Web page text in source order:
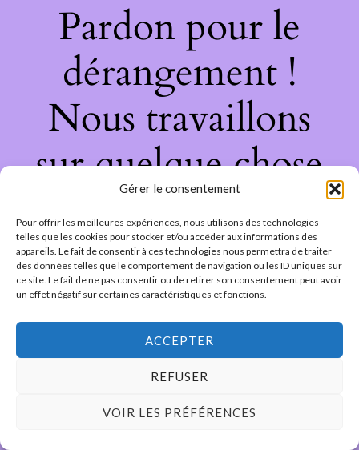
Gérer le consentement
Pour offrir les meilleures expériences, nous utilisons des technologies
telles que les cookies pour stocker et/ou accéder aux informations des
appareils. Le fait de consentir à ces technologies nous permettra de traiter
des données telles que le comportement de navigation ou les ID uniques sur
ce site. Le fait de ne pas consentir ou de retirer son consentement peut avoir
un effet négatif sur certaines caractéristiques et fonctions.
ACCEPTER
REFUSER
VOIR LES PRÉFÉRENCES
Pardon pour le
dérangement !
Nous travaillons
sur quelque chose
de fantastique –
revenez bientôt !